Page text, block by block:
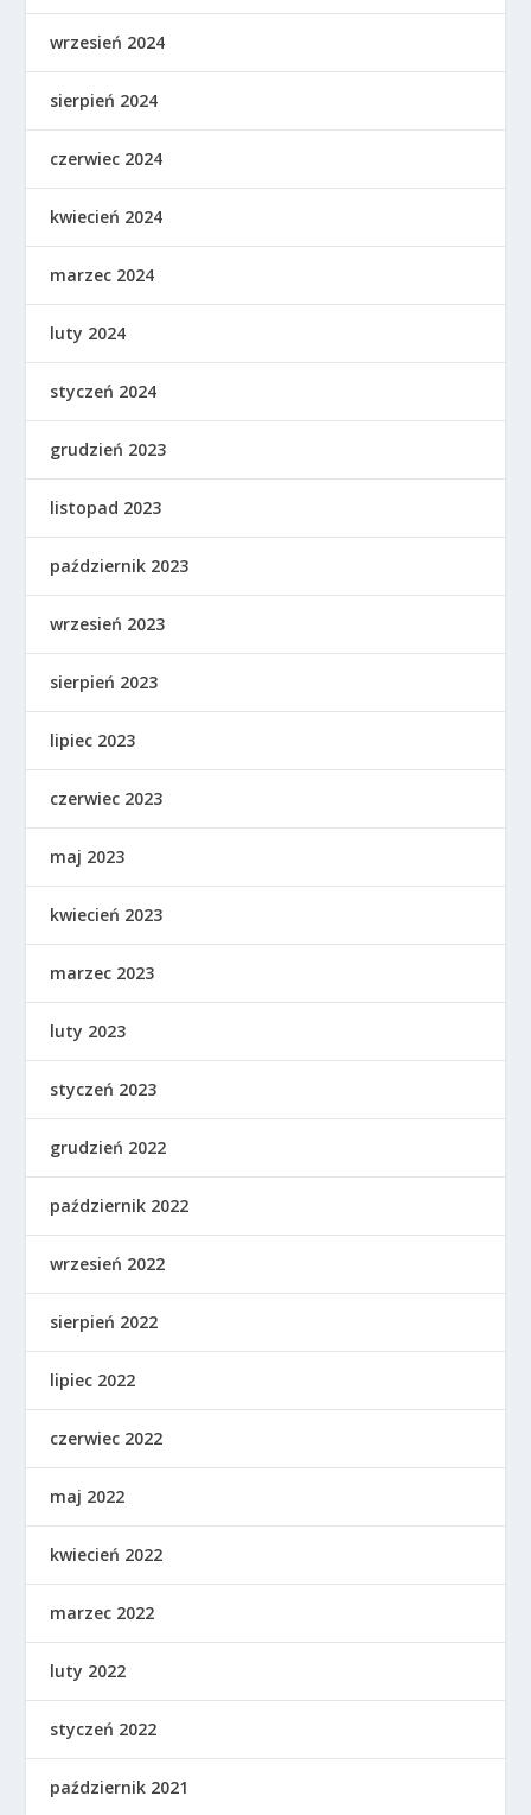
wrzesień 2024
sierpień 2024
czerwiec 2024
kwiecień 2024
marzec 2024
luty 2024
styczeń 2024
grudzień 2023
listopad 2023
październik 2023
wrzesień 2023
sierpień 2023
lipiec 2023
czerwiec 2023
maj 2023
kwiecień 2023
marzec 2023
luty 2023
styczeń 2023
grudzień 2022
październik 2022
wrzesień 2022
sierpień 2022
lipiec 2022
czerwiec 2022
maj 2022
kwiecień 2022
marzec 2022
luty 2022
styczeń 2022
październik 2021